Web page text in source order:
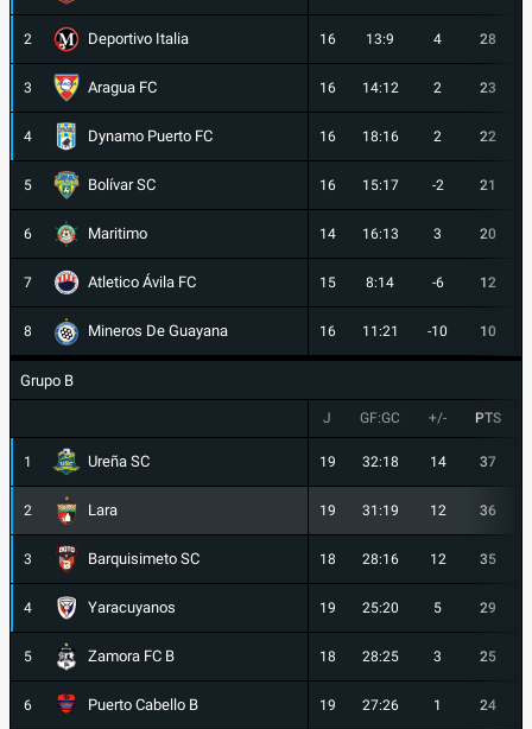
2 Deportivo Italia 16 13:9 4 28
3 Aragua FC 16 14:12 2 23
4 Dynamo Puerto FC 16 18:16 2 22
5 Bolívar SC 16 15:17 -2 21
6 Maritimo 14 16:13 3 20
7 Atletico Ávila FC 15 8:14 -6 12
8 Mineros De Guayana 16 11:21 -10 10
Grupo B
J GF:GC +/- PTS
1 Ureña SC 19 32:18 14 37
2 Lara 19 31:19 12 36
3 Barquisimeto SC 18 28:16 12 35
4 Yaracuyanos 19 25:20 5 29
5 Zamora FC B 18 28:25 3 25
6 Puerto Cabello B 19 27:26 1 24